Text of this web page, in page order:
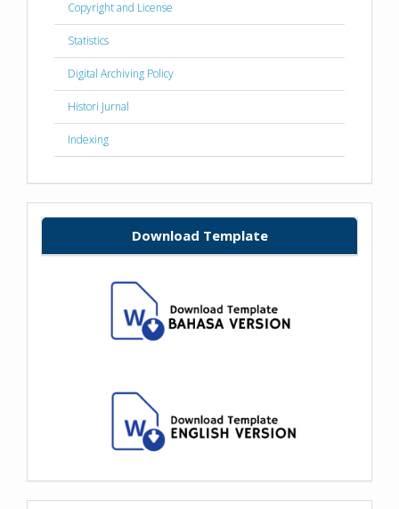
Copyright and License
Statistics
Digital Archiving Policy
Histori Jurnal
Indexing
Download Template